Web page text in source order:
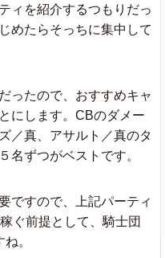
ィを紹介するつもりだっ
めたらそっちに集中して
ったので、おすすめキャ
にします。CBのダメー
／真、アサルト／真のタ
名ずつがベストです。
ですので、上記パーティ
ぐ前提として、騎士団
。